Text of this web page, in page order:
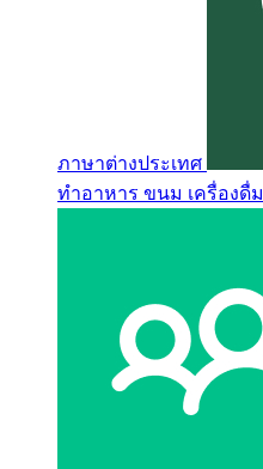
ภาษาต่างประเทศ
ทำอาหาร ขนม เครื่องดื่ม